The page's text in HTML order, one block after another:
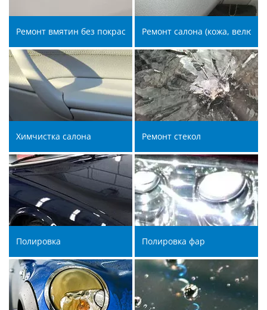
Ремонт вмятин без покраски (технология ремонта)
Ремонт салона (кожа, велюр,
Химчистка салона Ремонт стекол
Полировка Полировка фар